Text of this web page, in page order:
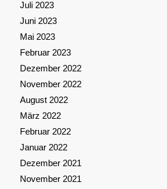
Juli 2023
Juni 2023
Mai 2023
Februar 2023
Dezember 2022
November 2022
August 2022
März 2022
Februar 2022
Januar 2022
Dezember 2021
November 2021